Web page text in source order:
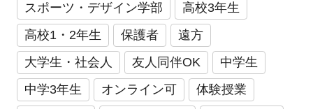
スポーツ・デザイン学部
高校3年生
高校1・2年生
保護者
遠方
大学生・社会人
友人同伴OK
中学生
中学3年生
オンライン可
体験授業